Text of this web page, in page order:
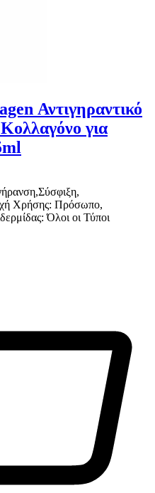
Αντιγηραντικό
για
Χρήσης: Πρόσωπο,
Όλοι οι Τύποι